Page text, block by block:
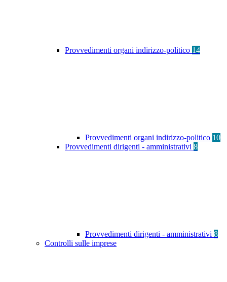
Provvedimenti organi indirizzo-politico 14
Provvedimenti organi indirizzo-politico 10
Provvedimenti dirigenti - amministrativi 8
Provvedimenti dirigenti - amministrativi 8
Controlli sulle imprese